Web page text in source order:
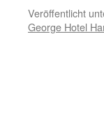
Veröffentlicht
George Hotel